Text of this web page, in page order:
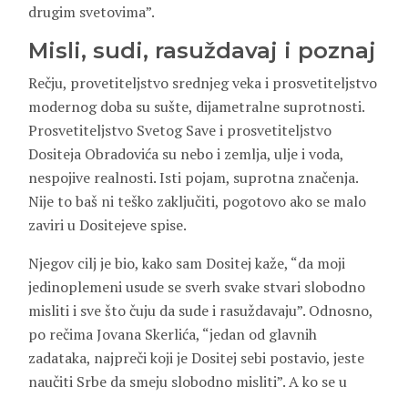
drugim svetovima”.
Misli, sudi, rasuždavaj i poznaj
Rečju, provetiteljstvo srednjeg veka i prosvetiteljstvo
modernog doba su sušte, dijametralne suprotnosti.
Prosvetiteljstvo Svetog Save i prosvetiteljstvo
Dositeja Obradovića su nebo i zemlja, ulje i voda,
nespojive realnosti. Isti pojam, suprotna značenja.
Nije to baš ni teško zaključiti, pogotovo ako se malo
zaviri u Dositejeve spise.
Njegov cilj je bio, kako sam Dositej kaže, “da moji
jedinoplemeni usude se sverh svake stvari slobodno
misliti i sve što čuju da sude i rasuždavaju”. Odnosno,
po rečima Jovana Skerlića, “jedan od glavnih
zadataka, najpreči koji je Dositej sebi postavio, jeste
naučiti Srbe da smeju slobodno misliti”. A ko se u